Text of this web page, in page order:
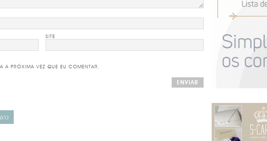
SITE
A PRÓXIMA VEZ QUE EU COMENTAR.